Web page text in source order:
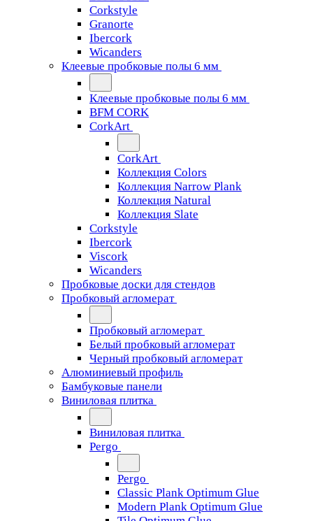
Corkstyle
Granorte
Ibercork
Wicanders
Клеевые пробковые полы 6 мм
Клеевые пробковые полы 6 мм
BFM CORK
CorkArt
CorkArt
Коллекция Colors
Коллекция Narrow Plank
Коллекция Natural
Коллекция Slate
Corkstyle
Ibercork
Viscork
Wicanders
Пробковые доски для стендов
Пробковый агломерат
Пробковый агломерат
Белый пробковый агломерат
Черный пробковый агломерат
Алюминиевый профиль
Бамбуковые панели
Виниловая плитка
Виниловая плитка
Pergo
Pergo
Classic Plank Optimum Glue
Modern Plank Optimum Glue